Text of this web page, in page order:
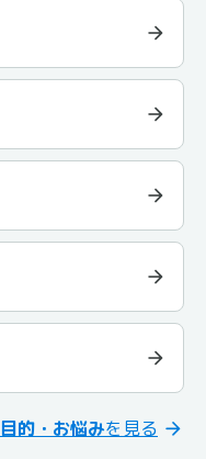
目的・お悩みを見る